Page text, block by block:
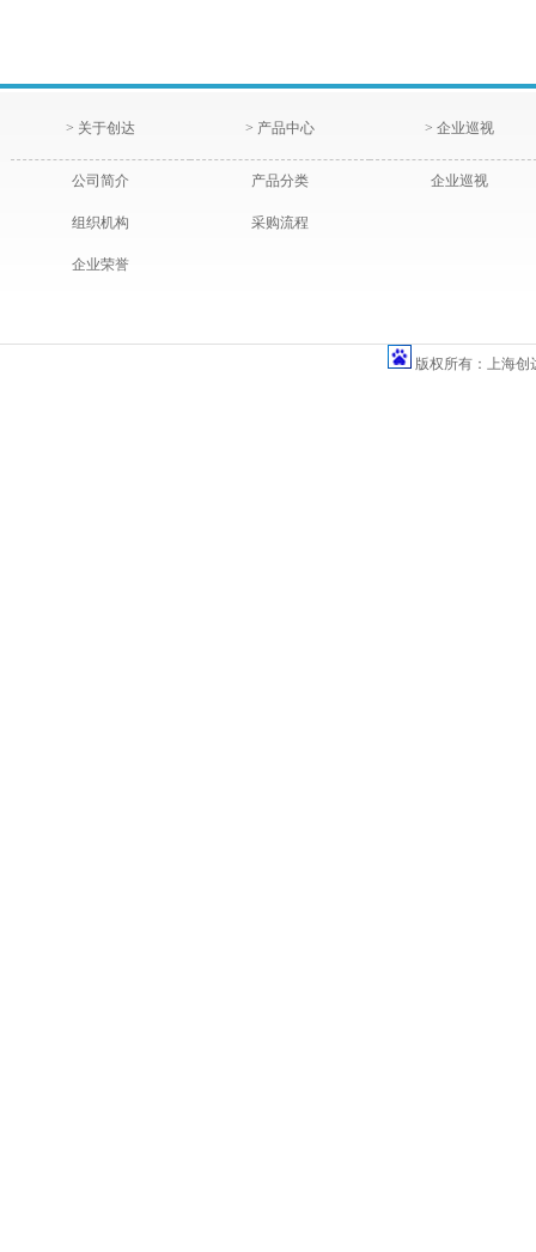
> 关于创达
公司简介
组织机构
企业荣誉
> 产品中心
产品分类
采购流程
> 企业巡视
企业巡视
版权所有：上海